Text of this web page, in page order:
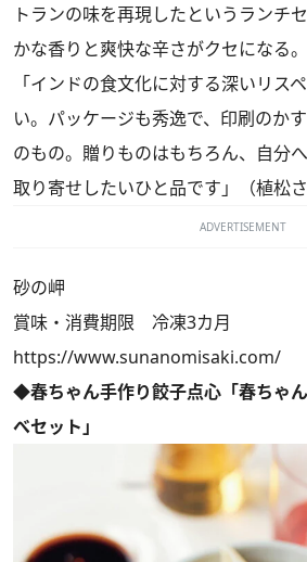
トランの味を再現したというランチ
かな香りと爽快な辛さがクセになる。
「インドの食文化に対する深いリス
い。パッケージも秀逸で、印刷のか
のもの。贈りものはもちろん、自分
取り寄せしたいひと品です」（植松さ
ADVERTISEMENT
砂の岬
賞味・消費期限 冷凍3カ月
https://www.sunanomisaki.com/
◆春ちゃん手作り餃子点心「春ちゃ
べセット」